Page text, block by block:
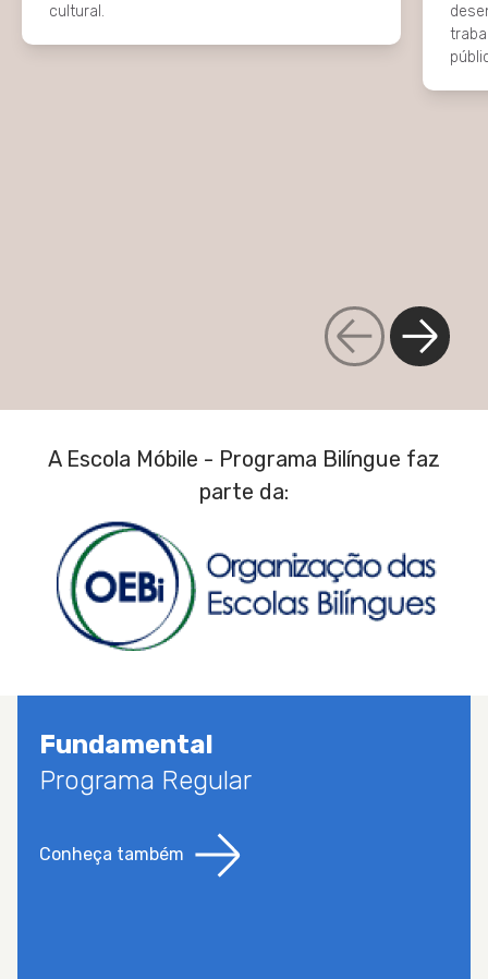
cultural.
A Escola Móbile - Programa Bilíngue faz
parte da:
Fundamental
Programa Regular
Conheça também